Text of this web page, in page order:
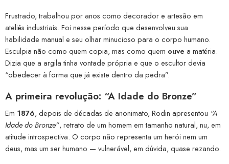
Frustrado, trabalhou por anos como decorador e artesão em
ateliês industriais. Foi nesse período que desenvolveu sua
habilidade manual e seu olhar minucioso para o corpo humano.
Esculpia não como quem copia, mas como quem ouve a matéria.
Dizia que a argila tinha vontade própria e que o escultor devia
“obedecer à forma que já existe dentro da pedra”.
A primeira revolução: “A Idade do Bronze”
Em 1876, depois de décadas de anonimato, Rodin apresentou “A
Idade do Bronze”, retrato de um homem em tamanho natural, nu, em
atitude introspectiva. O corpo não representa um herói nem um
deus, mas um ser humano — vulnerável, em dúvida, quase rezando.